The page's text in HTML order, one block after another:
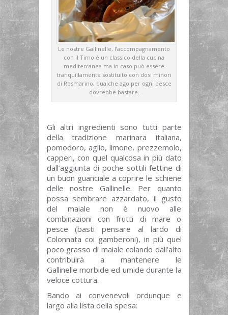
Le nostre Gallinelle, l’accompagnamento
con il Timo è un classico della cucina
mediterranea ma in caso può essere
tranquillamente sostituito con dosi minori
di Rosmarino, qualche ago per ogni pesce
dovrebbe bastare.
Gli altri ingredienti sono tutti parte
della tradizione marinara italiana,
pomodoro, aglio, limone, prezzemolo,
capperi, con quel qualcosa in più dato
dall’aggiunta di poche sottili fettine di
un buon guanciale a coprire le schiene
delle nostre Gallinelle. Per quanto
possa sembrare azzardato, il gusto
del maiale non è nuovo alle
combinazioni con frutti di mare o
pesce (basti pensare al lardo di
Colonnata coi gamberoni), in più quel
poco grasso di maiale colando dall’alto
contribuirà a mantenere le
Gallinelle morbide ed umide durante la
veloce cottura.
Bando ai convenevoli ordunque e
largo alla lista della spesa: